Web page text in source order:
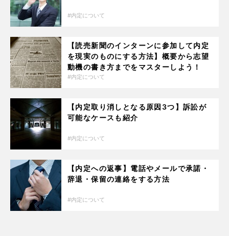
内定について
【読売新聞のインターンに参加して内定
を現実のものにする方法】概要から志望
動機の書き方までをマスターしよう！
内定について
【内定取り消しとなる原因3つ】訴訟が
可能なケースも紹介
内定について
【内定への返事】電話やメールで承諾・
辞退・保留の連絡をする方法
内定について